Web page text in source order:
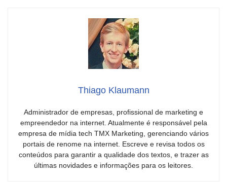
Thiago Klaumann
Administrador de empresas, profissional de marketing e
empreendedor na internet. Atualmente é responsável pela
empresa de mídia tech TMX Marketing, gerenciando vários
portais de renome na internet. Escreve e revisa todos os
conteúdos para garantir a qualidade dos textos, e trazer as
últimas novidades e informações para os leitores.